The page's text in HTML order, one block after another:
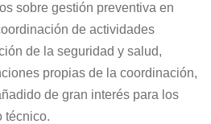
sobre gestión preventiva en
de actividades
de la seguridad y salud,
propias de la coordinación,
de gran interés para los
técnico.